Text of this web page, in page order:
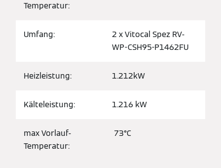
Temperatur:
Umfang:
2 x Vitocal Spez RV-
WP-CSH95-P1462FU
Heizleistung: 1.212kW
Kälteleistung: 1.216 kW
max Vorlauf-
Temperatur:
73°C